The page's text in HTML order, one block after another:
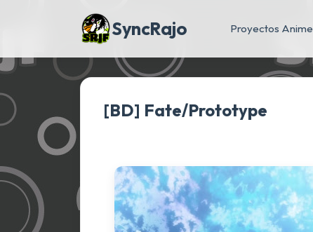
SyncRajo Proyectos Anime
[BD] Fate/Prototype